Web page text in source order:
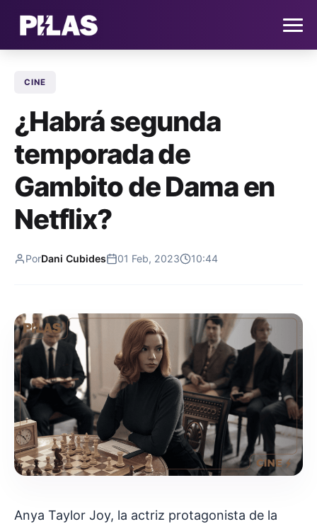
NOTICIAS
QUIÉNES SOMOS
CONTACTO
SUSCRÍBETE
CINE
¿Habrá segunda
temporada de
Gambito de Dama en
Netflix?
PorDani Cubides 01 Feb, 2023 10:44
Anya Taylor Joy, la actriz protagonista de la